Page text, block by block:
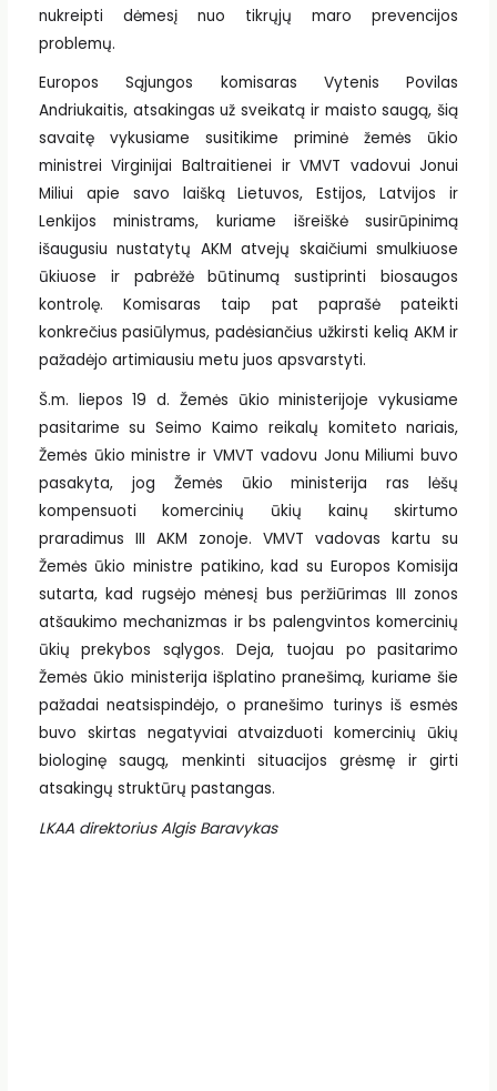
nukreipti dėmesį nuo tikrųjų maro prevencijos
problemų.
Europos Sąjungos komisaras Vytenis Povilas
Andriukaitis, atsakingas už sveikatą ir maisto saugą, šią
savaitę vykusiame susitikime priminė žemės ūkio
ministrei Virginijai Baltraitienei ir VMVT vadovui Jonui
Miliui apie savo laišką Lietuvos, Estijos, Latvijos ir
Lenkijos ministrams, kuriame išreiškė susirūpinimą
išaugusiu nustatytų AKM atvejų skaičiumi smulkiuose
ūkiuose ir pabrėžė būtinumą sustiprinti biosaugos
kontrolę. Komisaras taip pat paprašė pateikti
konkrečius pasiūlymus, padėsiančius užkirsti kelią AKM ir
pažadėjo artimiausiu metu juos apsvarstyti.
Š.m. liepos 19 d. Žemės ūkio ministerijoje vykusiame
pasitarime su Seimo Kaimo reikalų komiteto nariais,
Žemės ūkio ministre ir VMVT vadovu Jonu Miliumi buvo
pasakyta, jog Žemės ūkio ministerija ras lėšų
kompensuoti komercinių ūkių kainų skirtumo
praradimus III AKM zonoje. VMVT vadovas kartu su
Žemės ūkio ministre patikino, kad su Europos Komisija
sutarta, kad rugsėjo mėnesį bus peržiūrimas III zonos
atšaukimo mechanizmas ir bs palengvintos komercinių
ūkių prekybos sąlygos. Deja, tuojau po pasitarimo
Žemės ūkio ministerija išplatino pranešimą, kuriame šie
pažadai neatsispindėjo, o pranešimo turinys iš esmės
buvo skirtas negatyviai atvaizduoti komercinių ūkių
biologinę saugą, menkinti situacijos grėsmę ir girti
atsakingų struktūrų pastangas.
LKAA direktorius Algis Baravykas